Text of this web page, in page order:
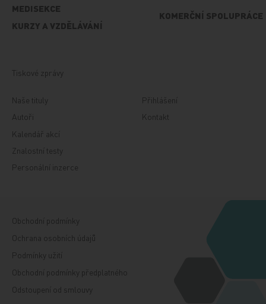
MEDISEKCE
KURZY A VZDĚLÁVÁNÍ
KOMERČNÍ SPOLUPRÁCE
Tiskové zprávy
Naše tituly
Autoři
Kalendář akcí
Znalostní testy
Personální inzerce
Přihlášení
Kontakt
Obchodní podmínky
Ochrana osobních údajů
Podmínky užití
Obchodní podmínky předplatného
Odstoupení od smlouvy